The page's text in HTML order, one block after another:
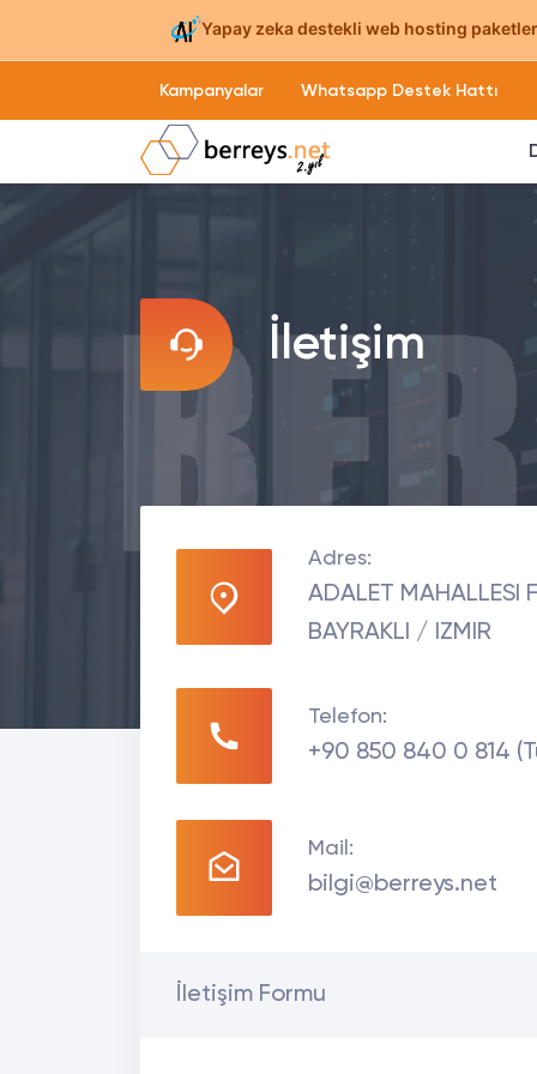
Yapay zeka destekli web hosting
Kampanyalar Whatsapp Destek Hattı
İletişim
Adres:
ADALET MAHALLESI
BAYRAKLI / IZMIR
Telefon:
+90 850 840 0 814
Mail:
bilgi@berreys.net
İletişim Formu